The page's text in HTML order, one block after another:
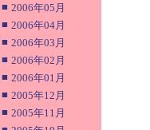
■ 2006年05月
■ 2006年04月
■ 2006年03月
■ 2006年02月
■ 2006年01月
■ 2005年12月
■ 2005年11月